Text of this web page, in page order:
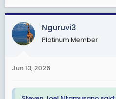
Nguruvi3
Platinum Member
Jun 13, 2026